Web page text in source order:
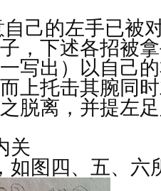
己的左手已被
，下述各招被
写出）以自己
上托击其腕同
脱离，并提左
关
如图四、五、六